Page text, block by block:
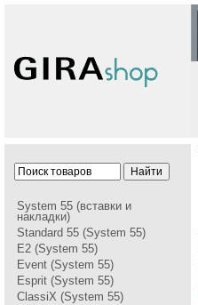
System 55 (вставки и
накладки)
Standard 55 (System 55)
E2 (System 55)
Event (System 55)
Esprit (System 55)
ClassiX (System 55)